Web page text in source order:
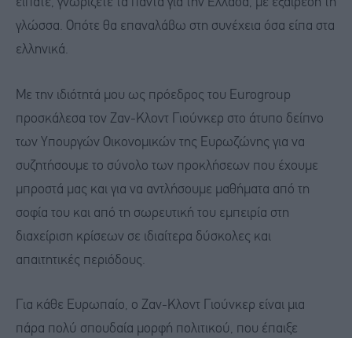
είπατε, γνωρίζετε τα πάντα για την Ελλάδα, με εξαίρεση τη
γλώσσα. Οπότε θα επαναλάβω στη συνέχεια όσα είπα στα
ελληνικά.
Με την ιδιότητά μου ως πρόεδρος του Eurogroup
προσκάλεσα τον Ζαν-Κλοντ Γιούνκερ στο άτυπο δείπνο
των Υπουργών Οικονομικών της Ευρωζώνης για να
συζητήσουμε το σύνολο των προκλήσεων που έχουμε
μπροστά μας και για να αντλήσουμε μαθήματα από τη
σοφία του και από τη σωρευτική του εμπειρία στη
διαχείριση κρίσεων σε ιδιαίτερα δύσκολες και
απαιτητικές περιόδους.
Για κάθε Ευρωπαίο, ο Ζαν-Κλοντ Γιούνκερ είναι μια
πάρα πολύ σπουδαία μορφή πολιτικού, που έπαιξε